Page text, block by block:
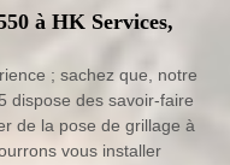
à HK Services,
; sachez que, notre
dispose des savoir-faire
de la pose de grillage à
vous installer